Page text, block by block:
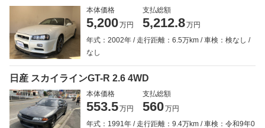
本体価格
5,200万円
支払総額
5,212.8万円
年式：2002年
走行距離：6.5万km
車検：検なし
なし
日産 スカイラインGT-R 2.6 4WD
本体価格
553.5万円
支払総額
560万円
年式：1991年
走行距離：9.4万km
車検：令和9年0